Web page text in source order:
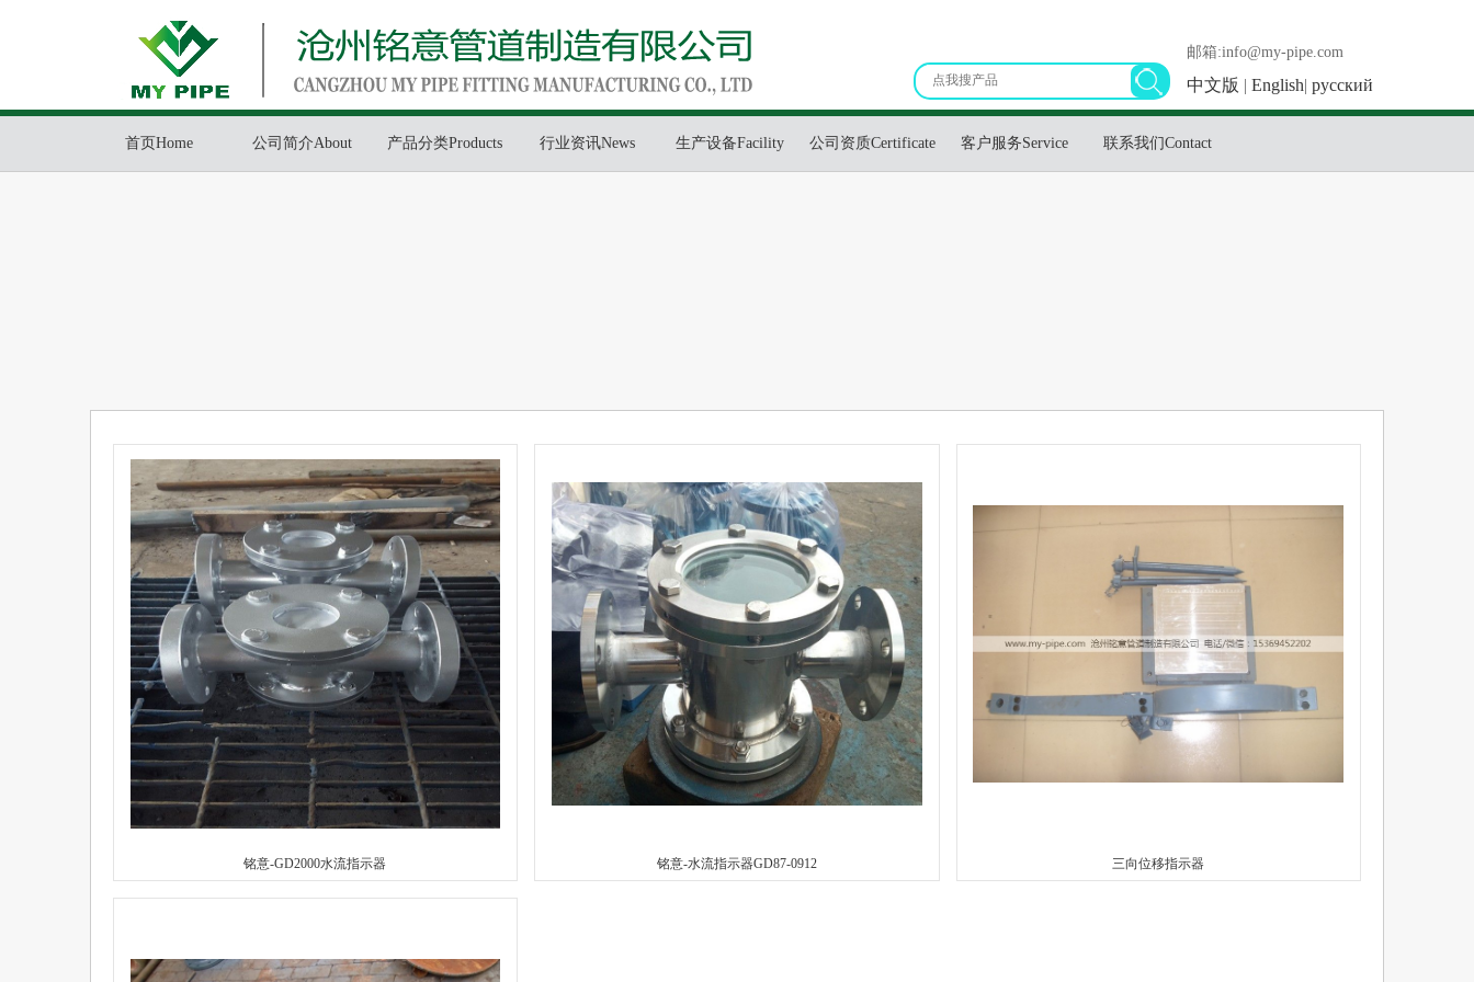
邮箱:info@my-pipe.com
中文版 | English| русский
首页Home 公司简介About 产品分类Products 行业资讯News 生产设备Facility 公司资质Certificate 客户服务Service 联系我们Contact
铭意-GD2000水流指示器 铭意-水流指示器GD87-0912 三向位移指示器